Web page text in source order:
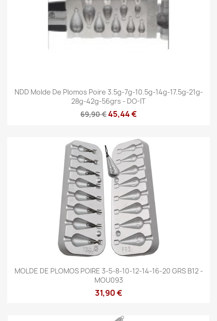
NDD Molde De Plomos Poire 3.5g-7g-10.5g-14g-17.5g-21g-
28g-42g-56grs - DO-IT
69,90 €45,44 €
MOLDE DE PLOMOS POIRE 3-5-8-10-12-14-16-20 GRS B12 -
MOU093
31,90 €